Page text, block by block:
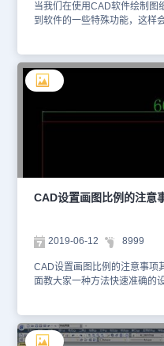
当我们在使用CAD软件绘制图
到软件的一些特殊功能，这样
巧吧！CAD软件中设置绘图比
件，然后如图所示进行操作。
择编辑这一选项。 步骤四：然
键，注意设置的时候尽量是两
但是不能和其他快捷键冲突。
的相关操作技巧，在以后的
图比例时可以参考本篇教程操
CAD官网教程专区查看哦！
CAD设置画图比例的注意
2019-06-12 8999
CAD设置画图比例的注意事项
面教大家一种方法快速准确的
绘图再缩放，或者先缩放在绘
600mm，宽200mm的矩形举